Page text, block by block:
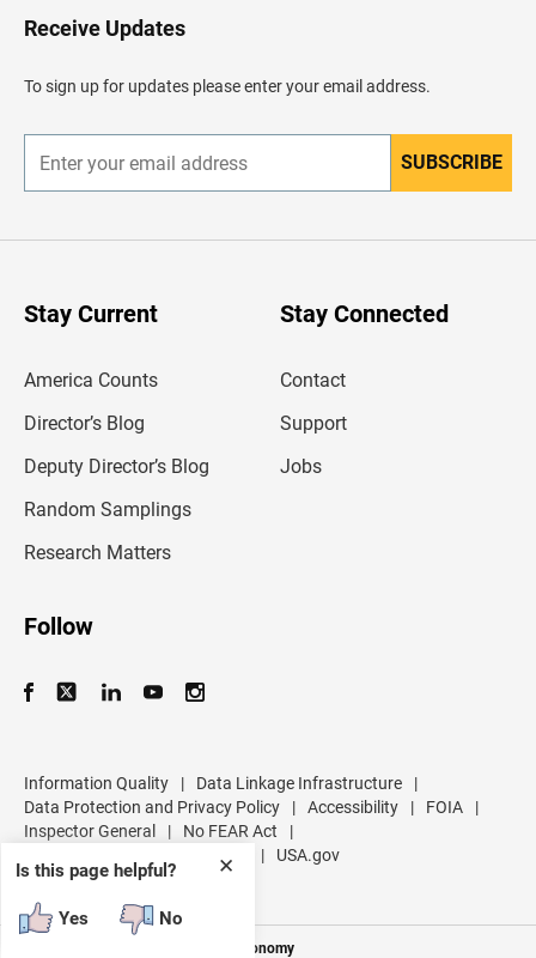
✕
Is this page helpful?
Yes No
H
e
d
e
Receive Updates
To sign up for updates please enter your email address.
n
r
SUBSCRIBE
Stay Current
America Counts
Director’s Blog
Deputy Director’s Blog
Random Samplings
Research Matters
Stay Connected
Contact
Support
Jobs
Follow
Information Quality | Data Linkage Infrastructure
|
Data Protection and Privacy Policy
| Accessibility | FOIA
|
Inspector General
| No FEAR Act
|
| USA.gov
Measuring America's People and Economy